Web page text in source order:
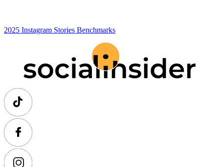
2025 Instagram Stories Benchmarks